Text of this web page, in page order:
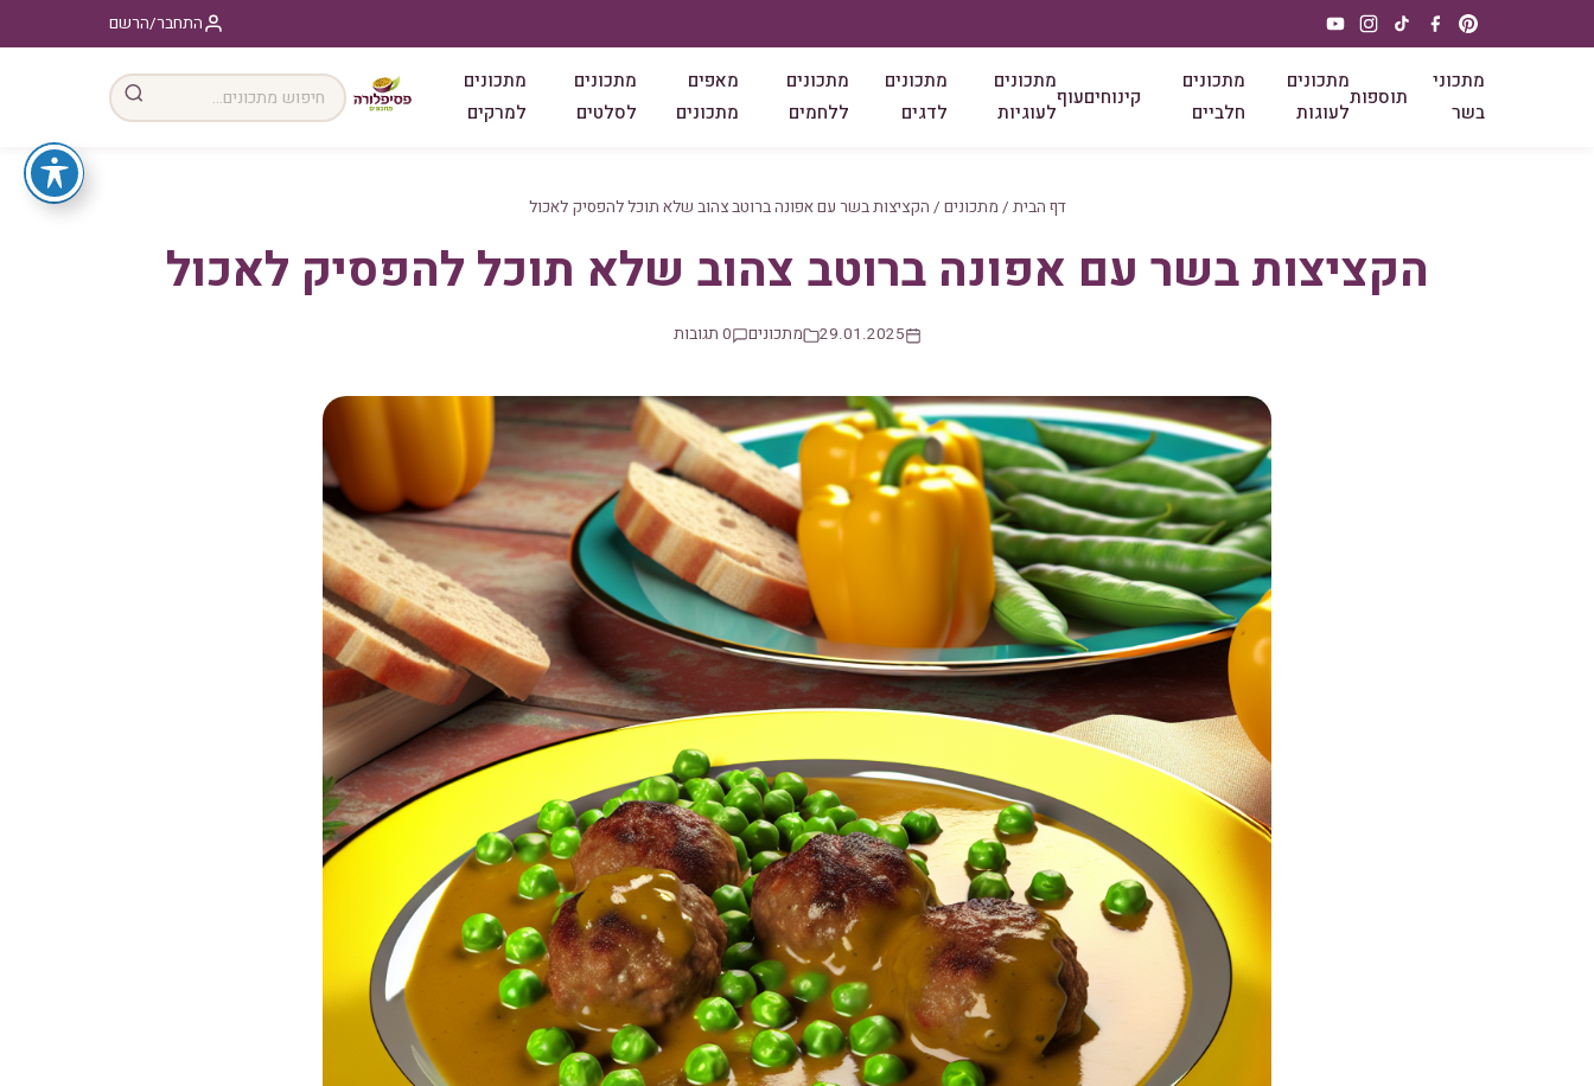
התחבר/הרשם
מתכוני
בשר
תוספות
מתכונים
לעוגות
מתכונים
חלביים
קינוחיםעוף
מתכונים
לעוגיות
מתכונים
לדגים
מתכונים
ללחמים
מאפים
מתכונים
מתכונים
לסלטים
מתכונים
למרקים
דף הבית / מתכונים / הקציצות בשר עם אפונה ברוטב צהוב שלא תוכל להפסיק לאכול
הקציצות בשר עם אפונה ברוטב צהוב שלא תוכל להפסיק לאכול
29.01.2025 מתכונים 0 תגובות